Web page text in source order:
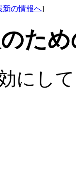
新の情報へ]
た
にし